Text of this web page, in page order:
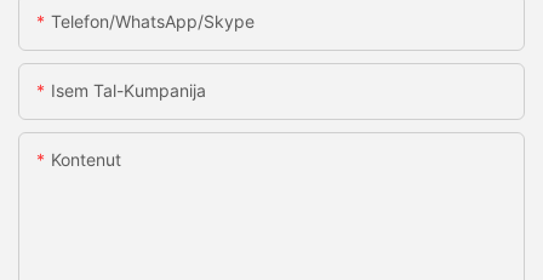
Telefon/WhatsApp/Skype
Isem Tal-Kumpanija
Kontenut